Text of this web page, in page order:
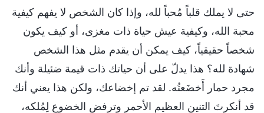
حتى لا يملك قلباً مُحباً لله، وإذا كان الشخص لا يفهم كيفية
محبة الله، وكيفية عيش حياة ذات مغزى، أو كيف يكون
شخصاً حقيقياً، كيف يمكن أن يقدم مثل هذا الشخص
شهادة لله؟ هذا يدلّ على أن حياتك ذات قيمة ضئيلة وأنك
مجرد حمار أَخضَعتُه. لقد تم إخضاعك، ولكن هذا يعني أنك
قد أنكرتَ التنين العظيم الأحمر وترفض الخضوع لِمُلكه،